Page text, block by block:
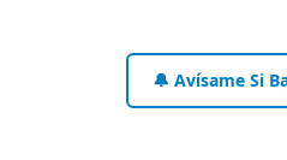
🔔 Avísame Si